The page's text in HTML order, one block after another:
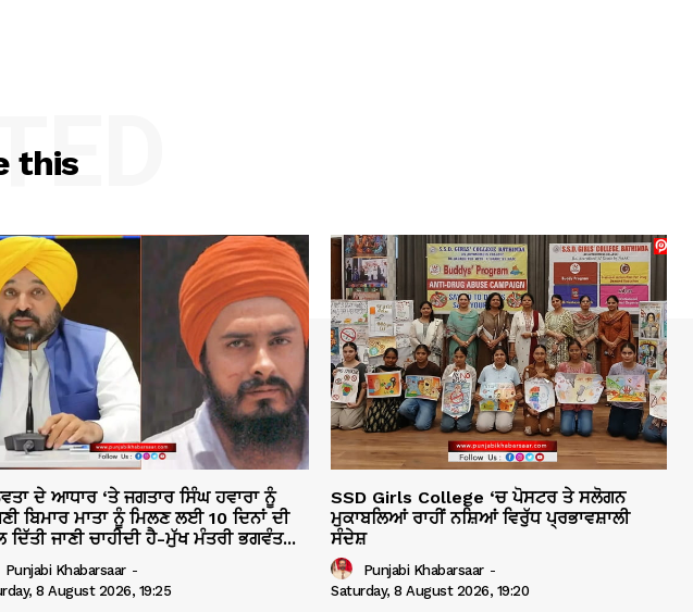
this
ਦੇ ਆਧਾਰ ‘ਤੇ ਜਗਤਾਰ ਸਿੰਘ ਹਵਾਰਾ ਨੂੰ
ਬਿਮਾਰ ਮਾਤਾ ਨੂੰ ਮਿਲਣ ਲਈ 10 ਦਿਨਾਂ ਦੀ
ਦਿੱਤੀ ਜਾਣੀ ਚਾਹੀਦੀ ਹੈ-ਮੁੱਖ ਮੰਤਰੀ ਭਗਵੰਤ...
Punjabi Khabarsaar -
8 August 2026, 19:25
SSD Girls College ‘ਚ ਪੋਸਟਰ ਤੇ ਸਲੋਗਨ
ਮੁਕਾਬਲਿਆਂ ਰਾਹੀਂ ਨਸ਼ਿਆਂ ਵਿਰੁੱਧ ਪ੍ਰਭਾਵਸ਼ਾਲੀ
ਸੰਦੇਸ਼
Punjabi Khabarsaar -
Saturday, 8 August 2026, 19:20